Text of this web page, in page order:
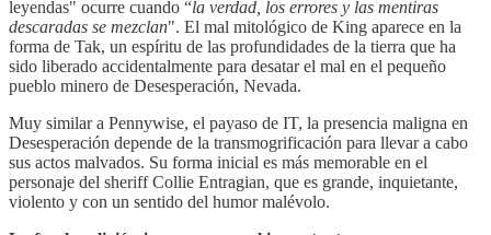
leyendas" ocurre cuando “la verdad, los errores y las mentiras
descaradas se mezclan". El mal mitológico de King aparece en la
forma de Tak, un espíritu de las profundidades de la tierra que ha
sido liberado accidentalmente para desatar el mal en el pequeño
pueblo minero de Desesperación, Nevada.
Muy similar a Pennywise, el payaso de IT, la presencia maligna en
Desesperación depende de la transmogrificación para llevar a cabo
sus actos malvados. Su forma inicial es más memorable en el
personaje del sheriff Collie Entragian, que es grande, inquietante,
violento y con un sentido del humor malévolo.